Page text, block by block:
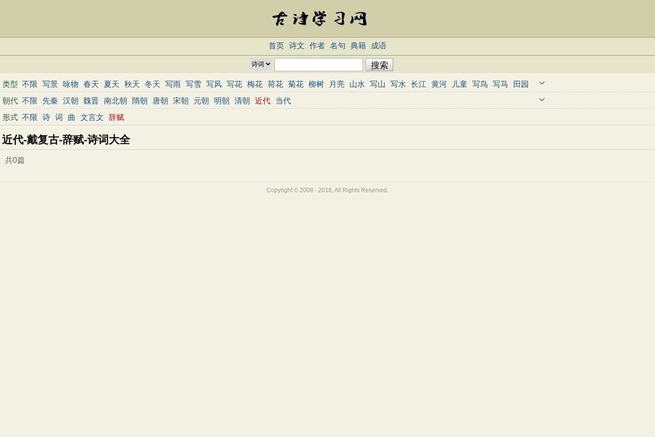
首页 诗文 作者 名句 典籍 成语
类型 不限 写景 咏物 春天 夏天 秋天 冬天 写雨 写雪 写风 写花 梅花 荷花 菊花 柳树 月亮 山水 写山 写水 长江 黄河 儿童 写鸟 写马
田园
边塞
地名 抒情 爱国 离别 送别 思乡 思念 爱情 励志 哲理 闺怨 悼亡 写人
春节 元宵节 寒食节 清明节 端午节 七夕节 中秋节 重阳节 忧国忧民 咏史怀古 宋词精选 小学古诗 初中古诗 高中古诗 古文观止
辞赋精选
小学文言文 初中文言文 高中文言文 古诗十九首 唐诗三百首 古诗三百首 宋词三百首
朝代 不限 先秦 汉朝 魏晋 南北朝 隋朝 唐朝 宋朝 元朝 明朝 清朝 近代
当代
形式 不限 诗 词 曲 文言文 辞赋
近代-戴复古-辞赋-诗词大全
共0篇
Copyright © 2008 - 2018, All Rights Reserved.